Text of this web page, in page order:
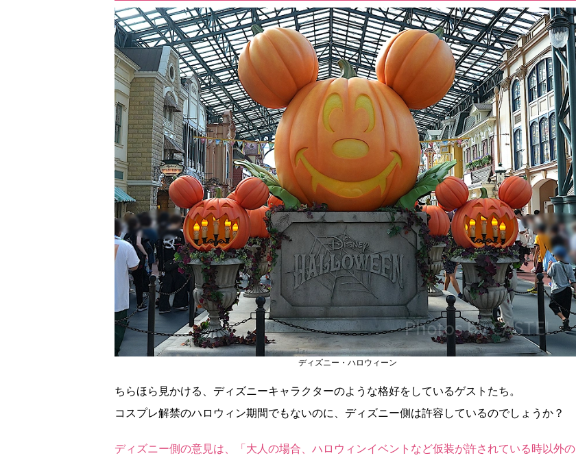
ディズニー・ハロウィーン
ちらほら見かける、ディズニーキャラクターのような格好をしているゲストたち。
コスプレ解禁のハロウィン期間でもないのに、ディズニー側は許容しているのでしょうか？
ディズニー側の意見は、「大人の場合、ハロウィンイベントなど仮装が許されている時以外の